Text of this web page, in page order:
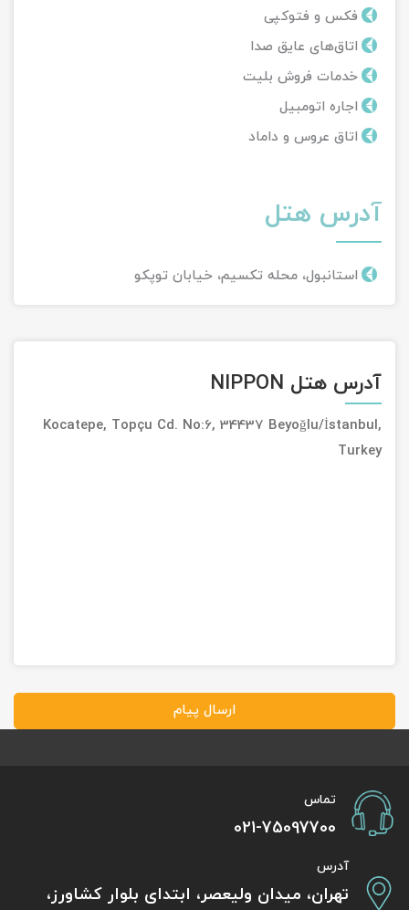
فکس و فتوکپی
اتاق‌های عایق صدا
خدمات فروش بلیت
اجاره اتومبیل
اتاق عروس و داماد
آدرس هتل
استانبول، محله تکسیم، خیابان توپکو
آدرس هتل NIPPON
Kocatepe, Topçu Cd. No:6, 34437 Beyoğlu/İstanbul,
Turkey
ارسال پیام
تماس
021-75097700
آدرس
تهران، میدان ولیعصر، ابتدای بلوار کشاورز،